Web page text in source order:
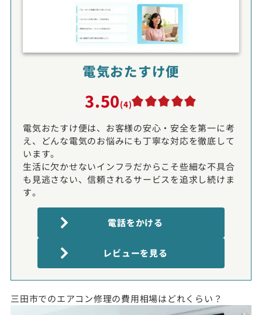
電気おたすけ便
3.50(4)
電気おたすけ便は、お客様の安心・安全を第一に考
え、どんな電気のお悩みにも丁寧な対応を徹底して
います。
生活に欠かせないインフラだからこそ些細な不具合
も見逃さない、信頼されるサービスを追求し続けま
す。
電話をかける
レビューを見る
三田市でのエアコン修理の費用相場はどれくらい？